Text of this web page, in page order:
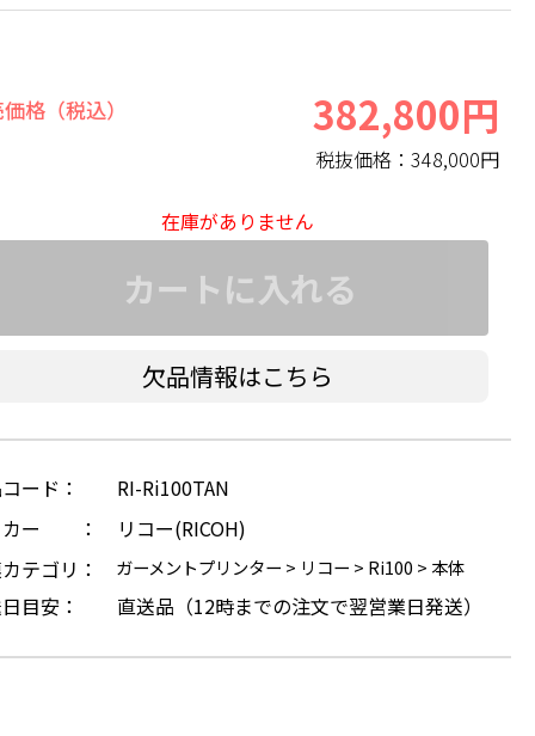
格（税込） 382,800円
税抜価格： 348,000円
在庫がありません
カートに入れる
欠品情報はこちら
ード：
RI-Ri100TAN
カー ：
リコー(RICOH)
テゴリ：
ガーメントプリンター > リコー > Ri100 > 本体
目安： 直送品（12時までの注文で翌営業日発送）